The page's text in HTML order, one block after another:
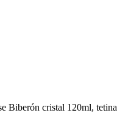
Biberón cristal 120ml, tetina